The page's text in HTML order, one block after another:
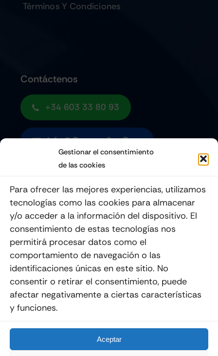
Gestionar el consentimiento
de las cookies
Para ofrecer las mejores experiencias, utilizamos
tecnologías como las cookies para almacenar
y/o acceder a la información del dispositivo. El
consentimiento de estas tecnologías nos
permitirá procesar datos como el
comportamiento de navegación o las
identificaciones únicas en este sitio. No
consentir o retirar el consentimiento, puede
afectar negativamente a ciertas características
y funciones.
Aceptar
Términos Y Condiciones
Contáctenos
+34 603 33 80 93
Info@quemoviles.com
Enviar
Todos Los Derechos Reservados